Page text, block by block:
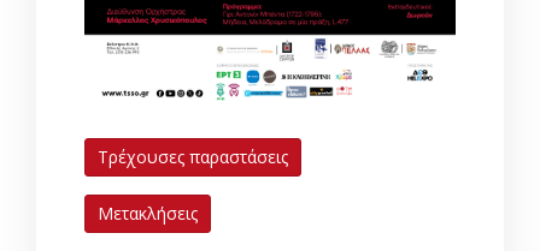
Τρέχουσες παραστάσεις
Μετακλήσεις